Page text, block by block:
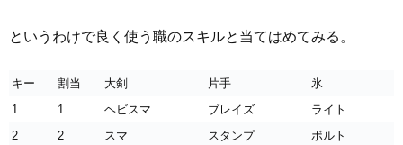
というわけで良く使う職のスキルと当てはめてみる。
キー 割当 大剣 片手
氷
1
1 ヘビスマ ブレイズ
ライト
2
2 スマ スタンプ
ボルト